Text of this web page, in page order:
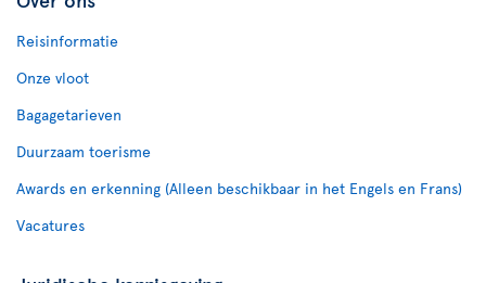
Reisinformatie
Onze vloot
Bagagetarieven
Duurzaam toerisme
Awards en erkenning (Alleen beschikbaar in het Engels en Frans)
Vacatures